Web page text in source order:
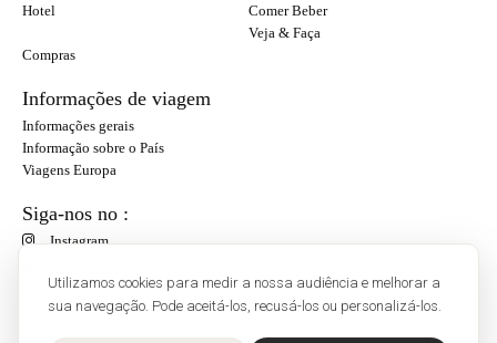
Utilizamos cookies para medir a nossa audiência e melhorar a
sua navegação. Pode aceitá-los, recusá-los ou personalizá-los.
Hotel
Comer Beber
Veja & Faça
Compras
Informações de viagem
Informações gerais
Informação sobre o País
Viagens Europa
Siga-nos no :
Instagram